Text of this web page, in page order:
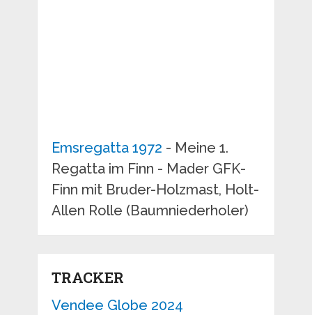
Emsregatta 1972 - Meine 1.
Regatta im Finn - Mader GFK-
Finn mit Bruder-Holzmast, Holt-
Allen Rolle (Baumniederholer)
TRACKER
Vendee Globe 2024